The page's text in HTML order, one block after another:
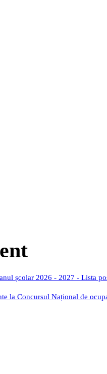
școlar 2026 - 2027 - Lista
la Concursul Național de